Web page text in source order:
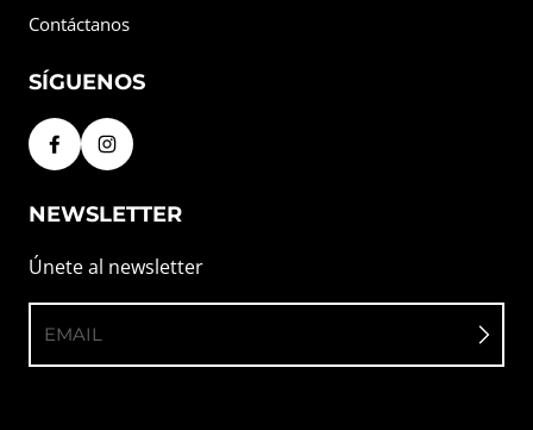
Contáctanos
SÍGUENOS
NEWSLETTER
Únete al newsletter
EMAIL